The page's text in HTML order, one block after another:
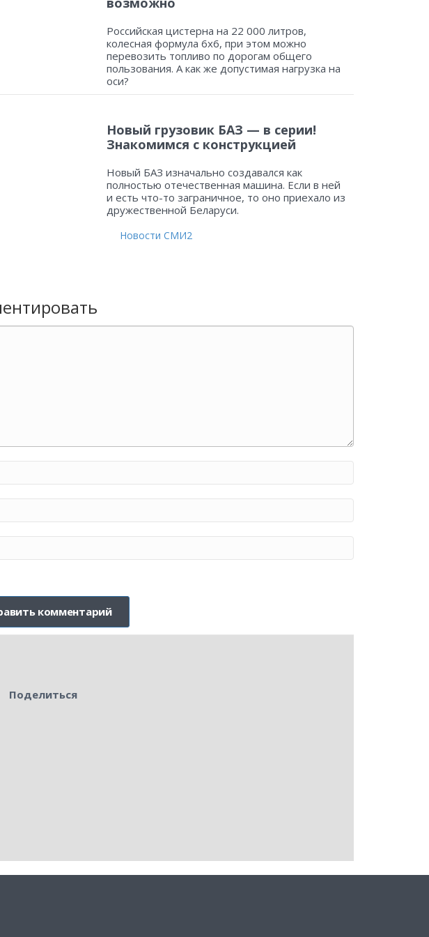
Российская цистерна на 22 000 литров,
колесная формула 6х6, при этом можно
перевозить топливо по дорогам общего
пользования. А как же допустимая нагрузка на
оси?
Новый грузовик БАЗ — в серии!
Знакомимся с конструкцией
Новый БАЗ изначально создавался как
полностью отечественная машина. Если в ней
и есть что-то заграничное, то оно приехало из
дружественной Беларуси.
Новости СМИ2
Поделиться